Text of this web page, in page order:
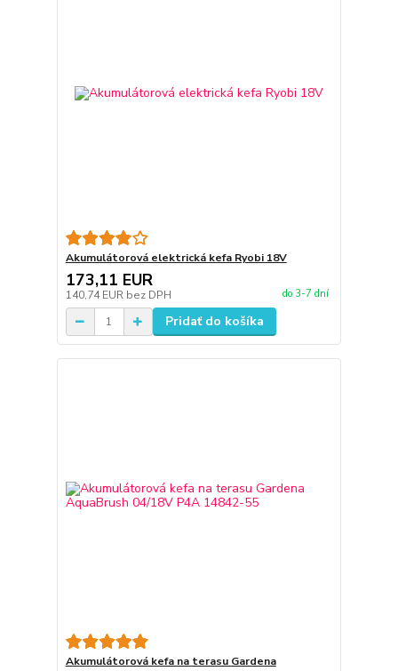
Akumulátorová elektrická kefa Ryobi 18V
173,11 EUR
140,74 EUR bez DPH do 3-7 dní
Pridať do košíka
Akumulátorová kefa na terasu Gardena